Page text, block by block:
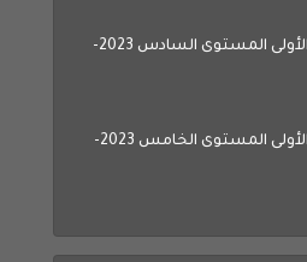
جميع فروض المرحلة الأولى المستوى السادس 2023-
جميع فروض المرحلة الأولى المستوى الخامس 2023-